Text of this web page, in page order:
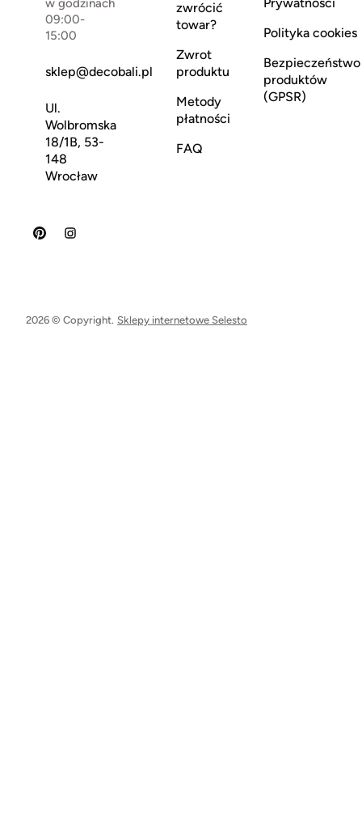
w godzinach
09:00-
15:00
sklep@decobali.pl
Ul.
Wolbromska
18/1B, 53-
148
Wrocław
zwrócić
towar?
Zwrot
produktu
Metody
płatności
FAQ
Prywatności
Polityka cookies
Bezpieczeństwo
produktów
(GPSR)
2026 © Copyright. Sklepy internetowe Selesto